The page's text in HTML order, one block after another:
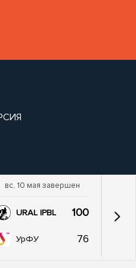
вс, 10 мая завершен
URAL IPBL 100
УрФУ 76